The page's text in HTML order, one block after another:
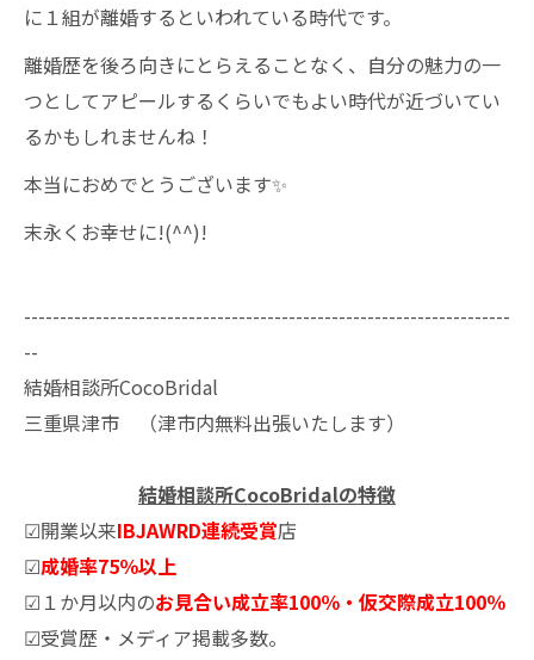
に１組が離婚するといわれている時代です。
離婚歴を後ろ向きにとらえることなく、自分の魅力の一
つとしてアピールするくらいでもよい時代が近づいてい
るかもしれませんね！
本当におめでとうございます✨
末永くお幸せに!(^^)!
--------------------------------------------------------------------
--
結婚相談所CocoBridal
三重県津市 （津市内無料出張いたします）
結婚相談所CocoBridalの特徴
☑開業以来IBJAWRD連続受賞店
☑成婚率75％以上
☑１か月以内のお見合い成立率100％・仮交際成立100％
☑受賞歴・メディア掲載多数。